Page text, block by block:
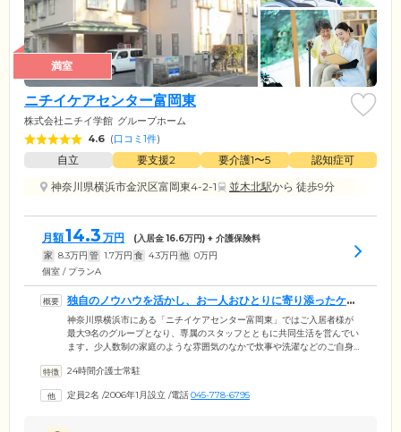
満室
ニチイケアセンター富岡東
株式会社ニチイ学館 グループホーム
4.6 (口コミ1件)
自立 要支援2 要介護1〜5
認知症可
神奈川県横浜市金沢区富岡東4-2-1
並木北駅から 徒歩9分
月額14.3 万円 (入居金16.6万円) + 介護保険料
家 8.3万円 管 1.7万円 食 4.3万円 他 0万円
個室 / プランA
独自のノウハウを活かし、お一人おひとりに寄り添ったケア
をご提供します
神奈川県横浜市にある「ニチイケアセンター富岡東」ではご入居者様が
最大9名のグループとなり、専属のスタッフとともに共同生活を営んでい
ます。少人数制の家庭のような雰囲気のなかで炊事や洗濯などのご自身
た、当ホームの母体である「ニチイグループ」は地域に密着した介護サ
方々に、長年のノウハウを活かし、きめの細かい認知症ケアをご提供し
24時間介護士常駐
定員2名 /2006年1月設立 /電話045-778-6795